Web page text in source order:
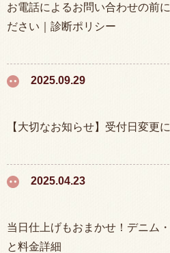
お電話によるお問い合わせの前
ださい｜診断ポリシー
2025.09.29
【大切なお知らせ】受付日変更
2025.04.23
当日仕上げもおまかせ！デニム
と料金詳細